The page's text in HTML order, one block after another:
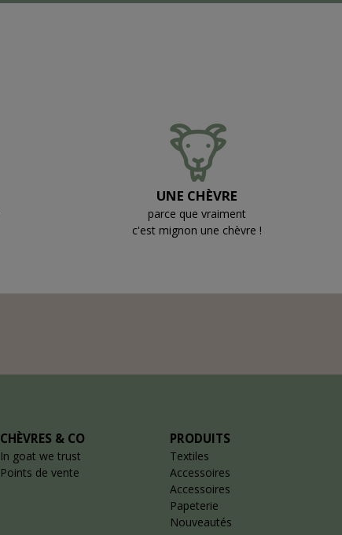
UNE CHÈVRE
parce que vraiment
c'est mignon une chèvre !
CHÈVRES & CO
In goat we trust
Points de vente
PRODUITS
Textiles
Accessoires
Accessoires
Papeterie
Nouveautés